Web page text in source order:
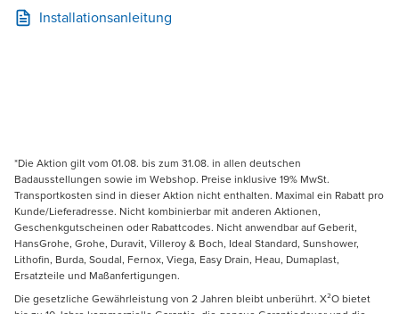
Installationsanleitung
*Die Aktion gilt vom 01.08. bis zum 31.08. in allen deutschen
Badausstellungen sowie im Webshop. Preise inklusive 19% MwSt.
Transportkosten sind in dieser Aktion nicht enthalten. Maximal ein Rabatt pro
Kunde/Lieferadresse. Nicht kombinierbar mit anderen Aktionen,
Geschenkgutscheinen oder Rabattcodes. Nicht anwendbar auf Geberit,
HansGrohe, Grohe, Duravit, Villeroy & Boch, Ideal Standard, Sunshower,
Lithofin, Burda, Soudal, Fernox, Viega, Easy Drain, Heau, Dumaplast,
Ersatzteile und Maßanfertigungen.
Die gesetzliche Gewährleistung von 2 Jahren bleibt unberührt. X²O bietet